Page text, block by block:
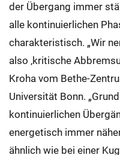
der Übergang immer
alle kontinuierlichen
charakteristisch. „Wir
also ‚kritische
Kroha vom Bethe-
Universität Bonn.
kontinuierlichen
energetisch immer
ähnlich wie bei einer